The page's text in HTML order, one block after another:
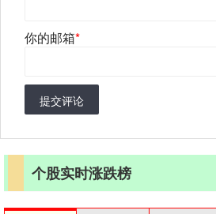
你的邮箱*
提交评论
个股实时涨跌榜